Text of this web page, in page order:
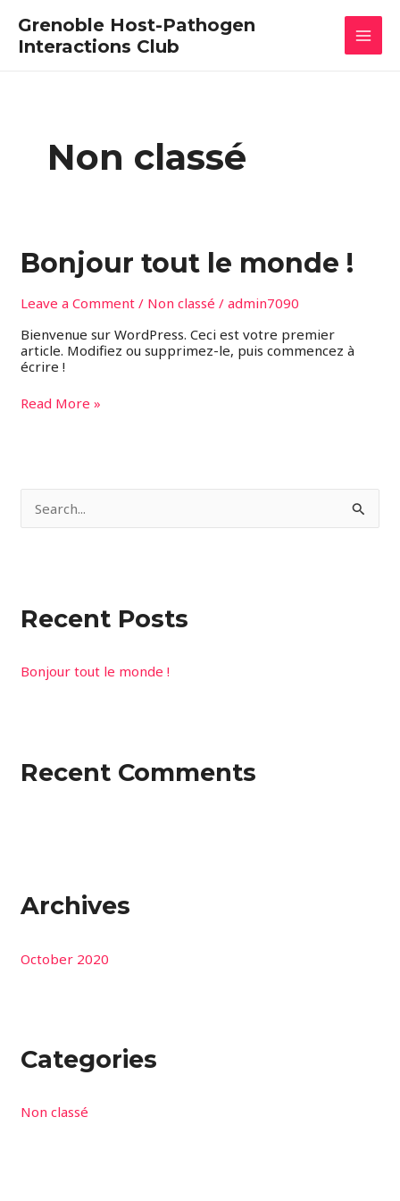
content
Grenoble Host-Pathogen
Interactions Club
Non classé
Bonjour tout le monde !
Leave a Comment / Non classé /admin7090
Bienvenue sur WordPress. Ceci est votre premier
article. Modifiez ou supprimez-le, puis commencez à
écrire !
Bonjour
tout
monde !
Read More »
c
f
Recent Posts
Bonjour tout le monde !
Recent Comments
Archives
October 2020
Categories
Non classé